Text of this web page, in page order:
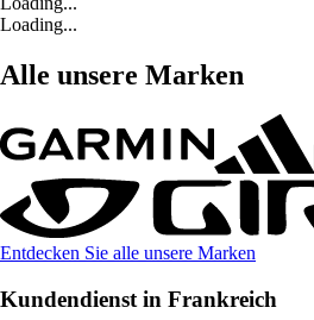
Loading...
Alle unsere Marken
Entdecken Sie alle unsere Marken
Kundendienst in Frankreich